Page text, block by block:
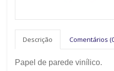
Descrição Comentários
Papel de parede vinílico.